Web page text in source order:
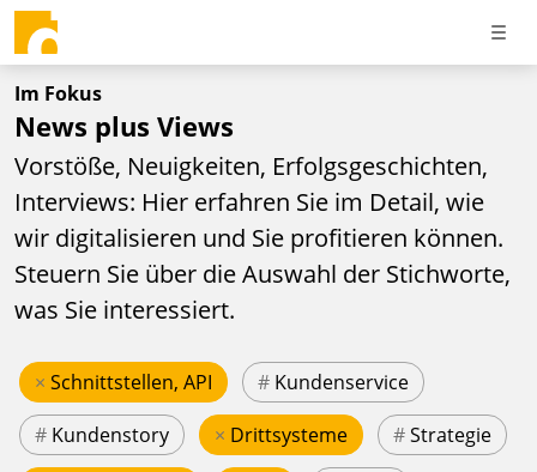
Im Fokus
News plus Views
Vorstöße, Neuigkeiten, Erfolgsgeschichten,
Interviews: Hier erfahren Sie im Detail, wie
wir digitalisieren und Sie profitieren können.
Steuern Sie über die Auswahl der Stichworte,
was Sie interessiert.
× Schnittstellen, API # Kundenservice
# Kundenstory × Drittsysteme #Strategie